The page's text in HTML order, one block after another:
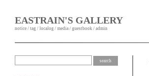
EASTRAIN'S GALLERY
notice / tag / localog / media / guestbook / admin